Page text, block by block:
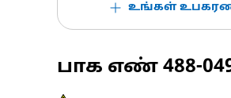
உங்கள்
பாக எண் 488-